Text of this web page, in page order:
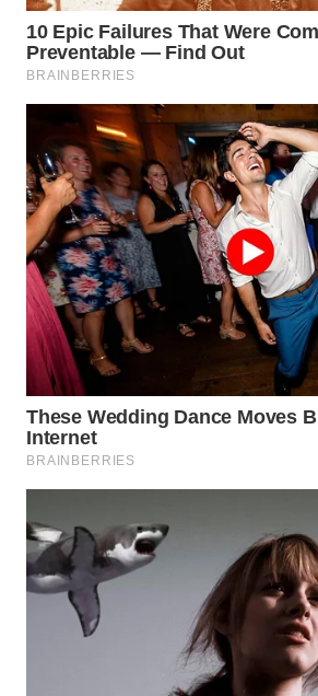
WN
PRIANGAN
TIMUR
WN
SEMARANG
WN
SOLO
WN
BOROBUDUR
WN
MADURA
WN
SURABAYA
WN
NATUNA